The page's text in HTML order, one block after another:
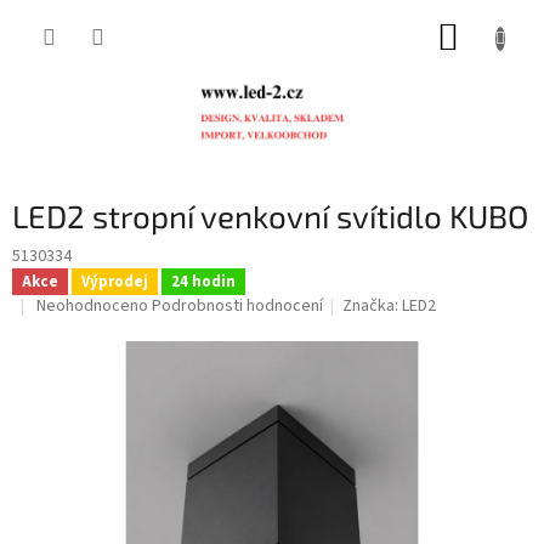
LED2 stropní venkovní svítidlo KUBO
5130334
Akce Výprodej 24 hodin
Průměrné
Neohodnoceno Podrobnosti hodnocení Značka:LED2